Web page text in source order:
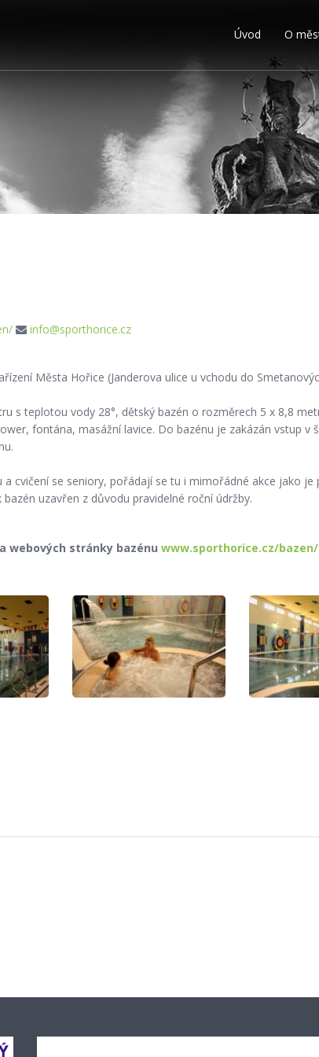
Úvod O
info@sporthorice.cz
Města Hořice (Janderova ulice u vchodu do
s teplotou vody 28°, dětský bazén o rozměrech 5 x 8,8
fontána, masážní lavice. Do bazénu je zakázán vstup v
cvičení se seniory, pořádají se tu i mimořádné akce jako je
uzavřen z důvodu pravidelné roční údržby.
webových stránky bazénu www.sporthorice.cz/bazen/